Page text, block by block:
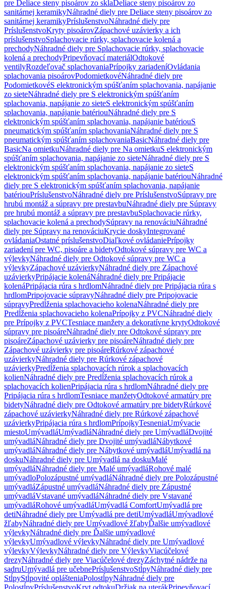
pre Deliace steny pisoárov zo sklaDeliace steny pisoárov zo
sanitárnej keramikyNáhradné diely pre Deliace steny pisoárov zo
sanitárnej keramikyPríslušenstvoNáhradné diely pre
PríslušenstvoKryty pisoárovZápachové uzávierky a ich
príslušenstvoSplachovacie rúrky, splachovacie kolená a
prechodyNáhradné diely pre Splachovacie rúrky, splachovacie
kolená a prechodyPripevňovací materiálOdtokové
ventilyRozdeľovač splachovaniaPrípojky zariadeníOvládania
splachovania pisoárovPodomietkovéNáhradné diely pre
PodomietkovéS elektronickým spúšťaním splachovania, napájanie
zo sieteNáhradné diely pre S elektronickým spúšťaním
splachovania, napájanie zo sieteS elektronickým spúšťaním
splachovania, napájanie batériouNáhradné diely pre S
elektronickým spúšťaním splachovania, napájanie batériouS
pneumatickým spúšťaním splachovaniaNáhradné diely pre S
pneumatickým spúšťaním splachovaniaBasicNáhradné diely pre
BasicNa omietkuNáhradné diely pre Na omietkuS elektronickým
spúšťaním splachovania, napájanie zo sieteNáhradné diely pre S
elektronickým spúšťaním splachovania, napájanie zo sieteS
elektronickým spúšťaním splachovania, napájanie batériouNáhradné
diely pre S elektronickým spúšťaním splachovania, napájanie
batériouPríslušenstvoNáhradné diely pre PríslušenstvoSúpravy pre
hrubú montáž a súpravy pre prestavbuNáhradné diely pre Súpravy
pre hrubú montáž a súpravy pre prestavbuSplachovacie rúrky,
splachovacie kolená a prechodySúpravy na renováciuNáhradné
diely pre Súpravy na renováciuKrycie doskyIntegrované
ovládaniaOstatné príslušenstvoDiaľkové ovládaniePrípojky
zariadení pre WC, pisoáre a bidetyOdtokové súpravy pre WC a
výlevkyNáhradné diely pre Odtokové súpravy pre WC a
výlevkyZápachové uzávierkyNáhradné diely pre Zápachové
uzávierkyPripájacie kolenáNáhradné diely pre Pripájacie
kolenáPripájacia rúra s hrdlomNáhradné diely pre Pripájacia rúra s
hrdlomPripojovacie súpravyNáhradné diely pre Pripojovacie
súpravyPredĺženia splachovacieho kolenaNáhradné diely pre
Predĺženia splachovacieho kolenaPrípojky z PVCNáhradné diely
pre Prípojky z PVCTesniace manžety a dekoratívne krytyOdtokové
súpravy pre pisoáreNáhradné diely pre Odtokové súpravy pre
pisoáreZápachové uzávierky pre pisoáreNáhradné diely pre
Zápachové uzávierky pre pisoáreRúrkové zápachové
uzávierkyNáhradné diely pre Rúrkové zápachové
uzávierkyPredĺženia splachovacích rúrok a splachovacích
kolienNáhradné diely pre Predĺženia splachovacích rúrok a
splachovacích kolienPripájacia rúra s hrdlomNáhradné diely pre
Pripájacia rúra s hrdlomTesniace manžetyOdtokové armatúry pre
bidetyNáhradné diely pre Odtokové armatúry pre bidetyRúrkové
zápachové uzávierkyNáhradné diely pre Rúrkové zápachové
uzávierkyPripájacia rúra s hrdlomPrípojkyTesneniaUmývacie
miestoUmývadláUmývadláNáhradné diely pre UmývadláDvojité
umývadláNáhradné diely pre Dvojité umývadláNábytkové
umývadláNáhradné diely pre Nábytkové umývadláUmývadlá na
doskuNáhradné diely pre Umývadlá na doskuMalé
umývadláNáhradné diely pre Malé umývadláRohové malé
umývadloPolozápustné umývadláNáhradné diely pre Polozápustné
umývadláZápustné umývadláNáhradné diely pre Zápustné
umývadláVstavané umývadláNáhradné diely pre Vstavané
umývadláRohové umývadláUmývadlá ComfortUmývadlá pre
detiNáhradné diely pre Umývadlá pre detiUmývadláUmývadlové
žľabyNáhradné diely pre Umývadlové žľabyĎalšie umývadlové
výlevkyNáhradné diely pre Ďalšie umývadlové
výlevkyUmývadlové výlevkyNáhradné diely pre Umývadlové
výlevkyVýlevkyNáhradné diely pre VýlevkyViacúčelové
drezyNáhradné diely pre Viacúčelové drezyZáchytné nádrže na
sadruUmývadlá pre učebnePríslušenstvoStĺpyNáhradné diely pre
StĺpyStĺpovité oplášteniaPolostĺpyNáhradné diely pre
PolostĺpyPríslušenstvoKryt odtokuDržiak na uterákPripevňovací